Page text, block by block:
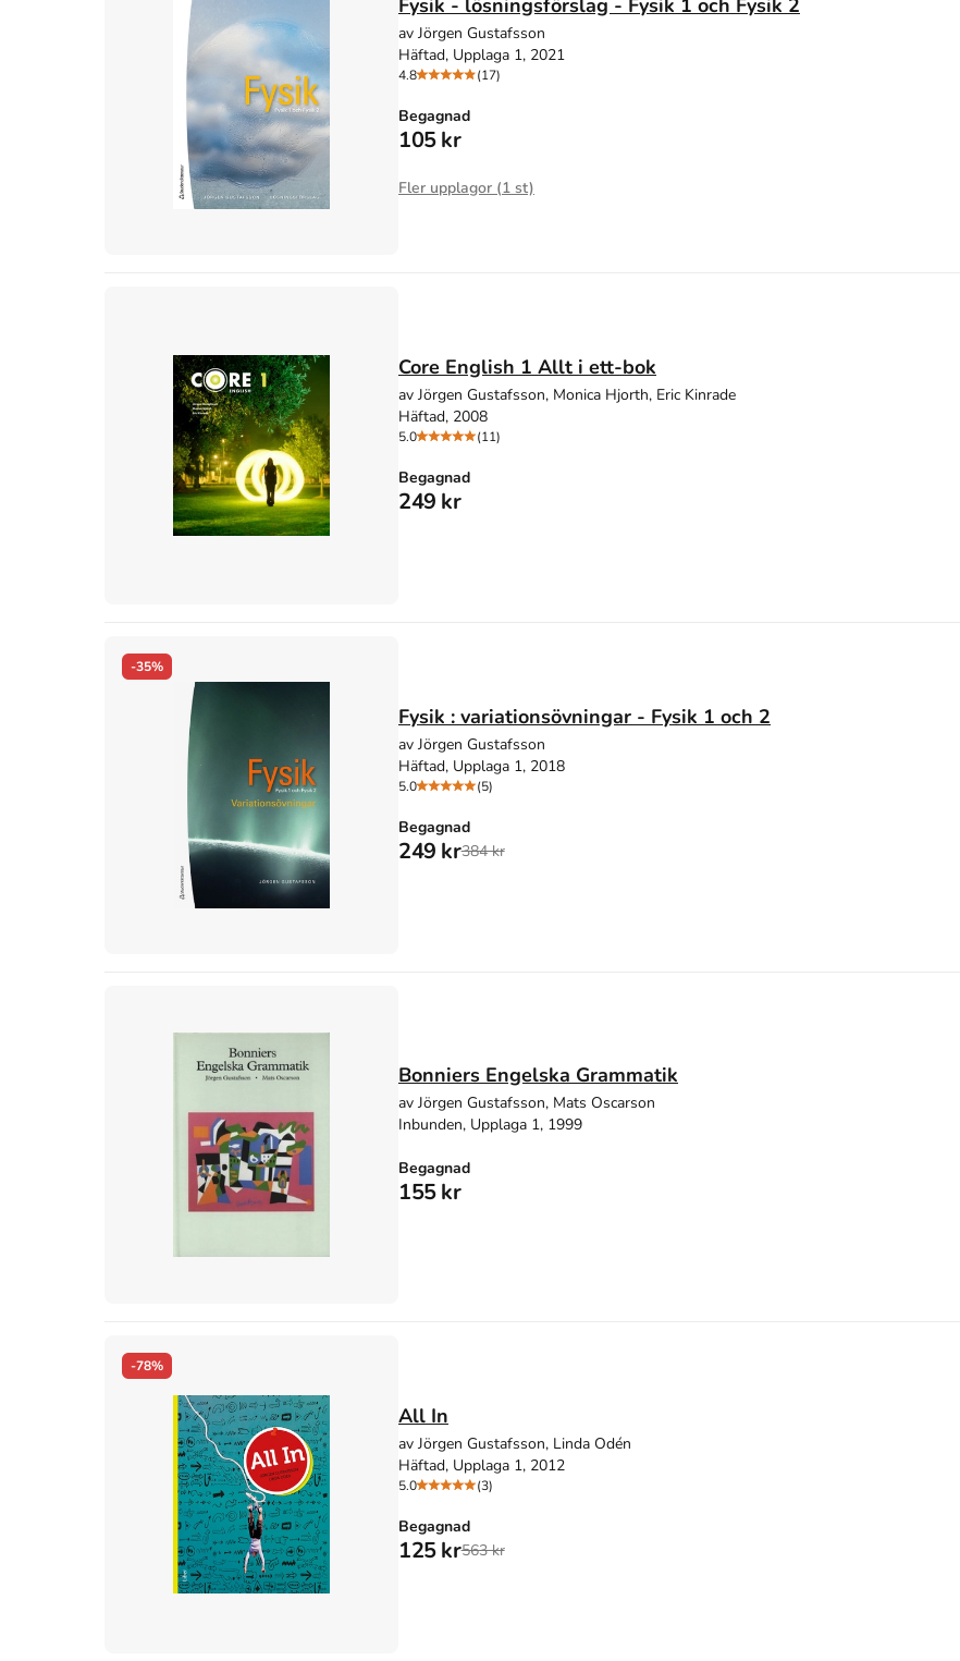
Fysik - lösningsförslag - Fysik 1 och Fysik 2
av Jörgen Gustafsson
Häftad, Upplaga 1, 2021
4.8 (17)
Begagnad
105 kr
Fler upplagor (1 st)
Core English 1 Allt i ett-bok
av Jörgen Gustafsson, Monica Hjorth, Eric Kinrade
Häftad, 2008
5.0 (11)
Begagnad
249 kr
-35%
Fysik : variationsövningar - Fysik 1 och 2
av Jörgen Gustafsson
Häftad, Upplaga 1, 2018
5.0 (5)
Begagnad
249 kr384 kr
Bonniers Engelska Grammatik
av Jörgen Gustafsson, Mats Oscarson
Inbunden, Upplaga 1, 1999
Begagnad
155 kr
-78%
All In
av Jörgen Gustafsson, Linda Odén
Häftad, Upplaga 1, 2012
5.0 (3)
Begagnad
125 kr563 kr